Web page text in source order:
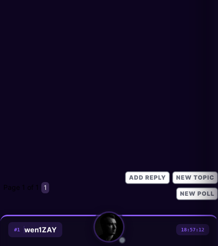
Page 1 of 1 1
#1 wen1ZAY 18:57:12